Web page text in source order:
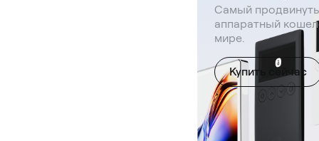
Самый
аппаратный
мире.
Купить сейчас